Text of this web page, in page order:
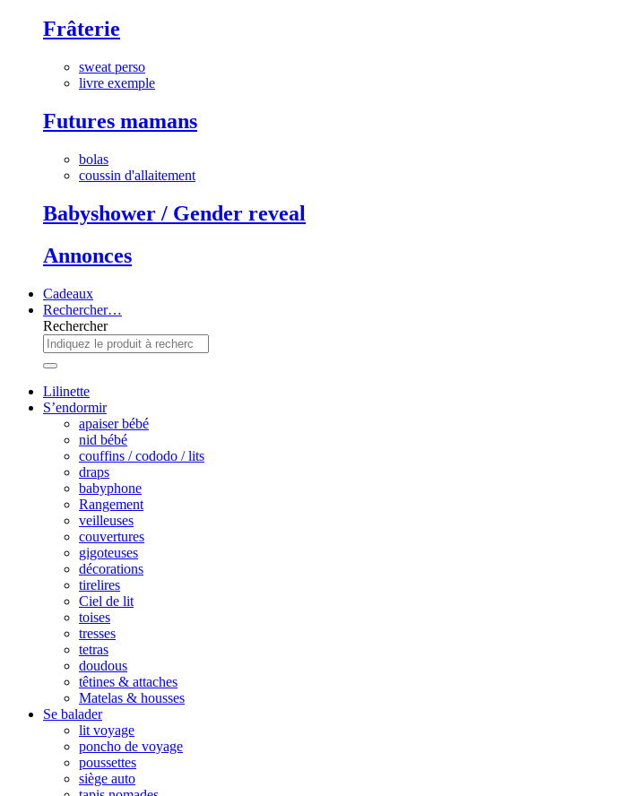
Frâterie
sweat perso
livre exemple
Futures mamans
bolas
coussin d'allaitement
Babyshower / Gender reveal
Annonces
Cadeaux
Rechercher…
Rechercher
Lilinette
S’endormir
apaiser bébé
nid bébé
couffins / cododo / lits
draps
babyphone
Rangement
veilleuses
couvertures
gigoteuses
décorations
tirelires
Ciel de lit
toises
tresses
tetras
doudous
têtines & attaches
Matelas & housses
Se balader
lit voyage
poncho de voyage
poussettes
siège auto